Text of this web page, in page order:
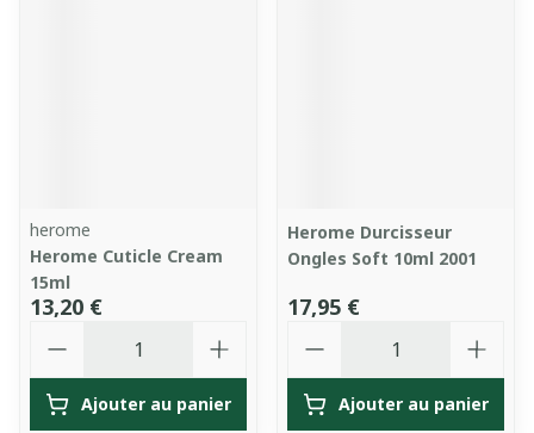
herome
Herome Cuticle Cream
15ml
13,20 €
Ajouter au panier
Herome Durcisseur
Ongles Soft 10ml 2001
17,95 €
Ajouter au panier